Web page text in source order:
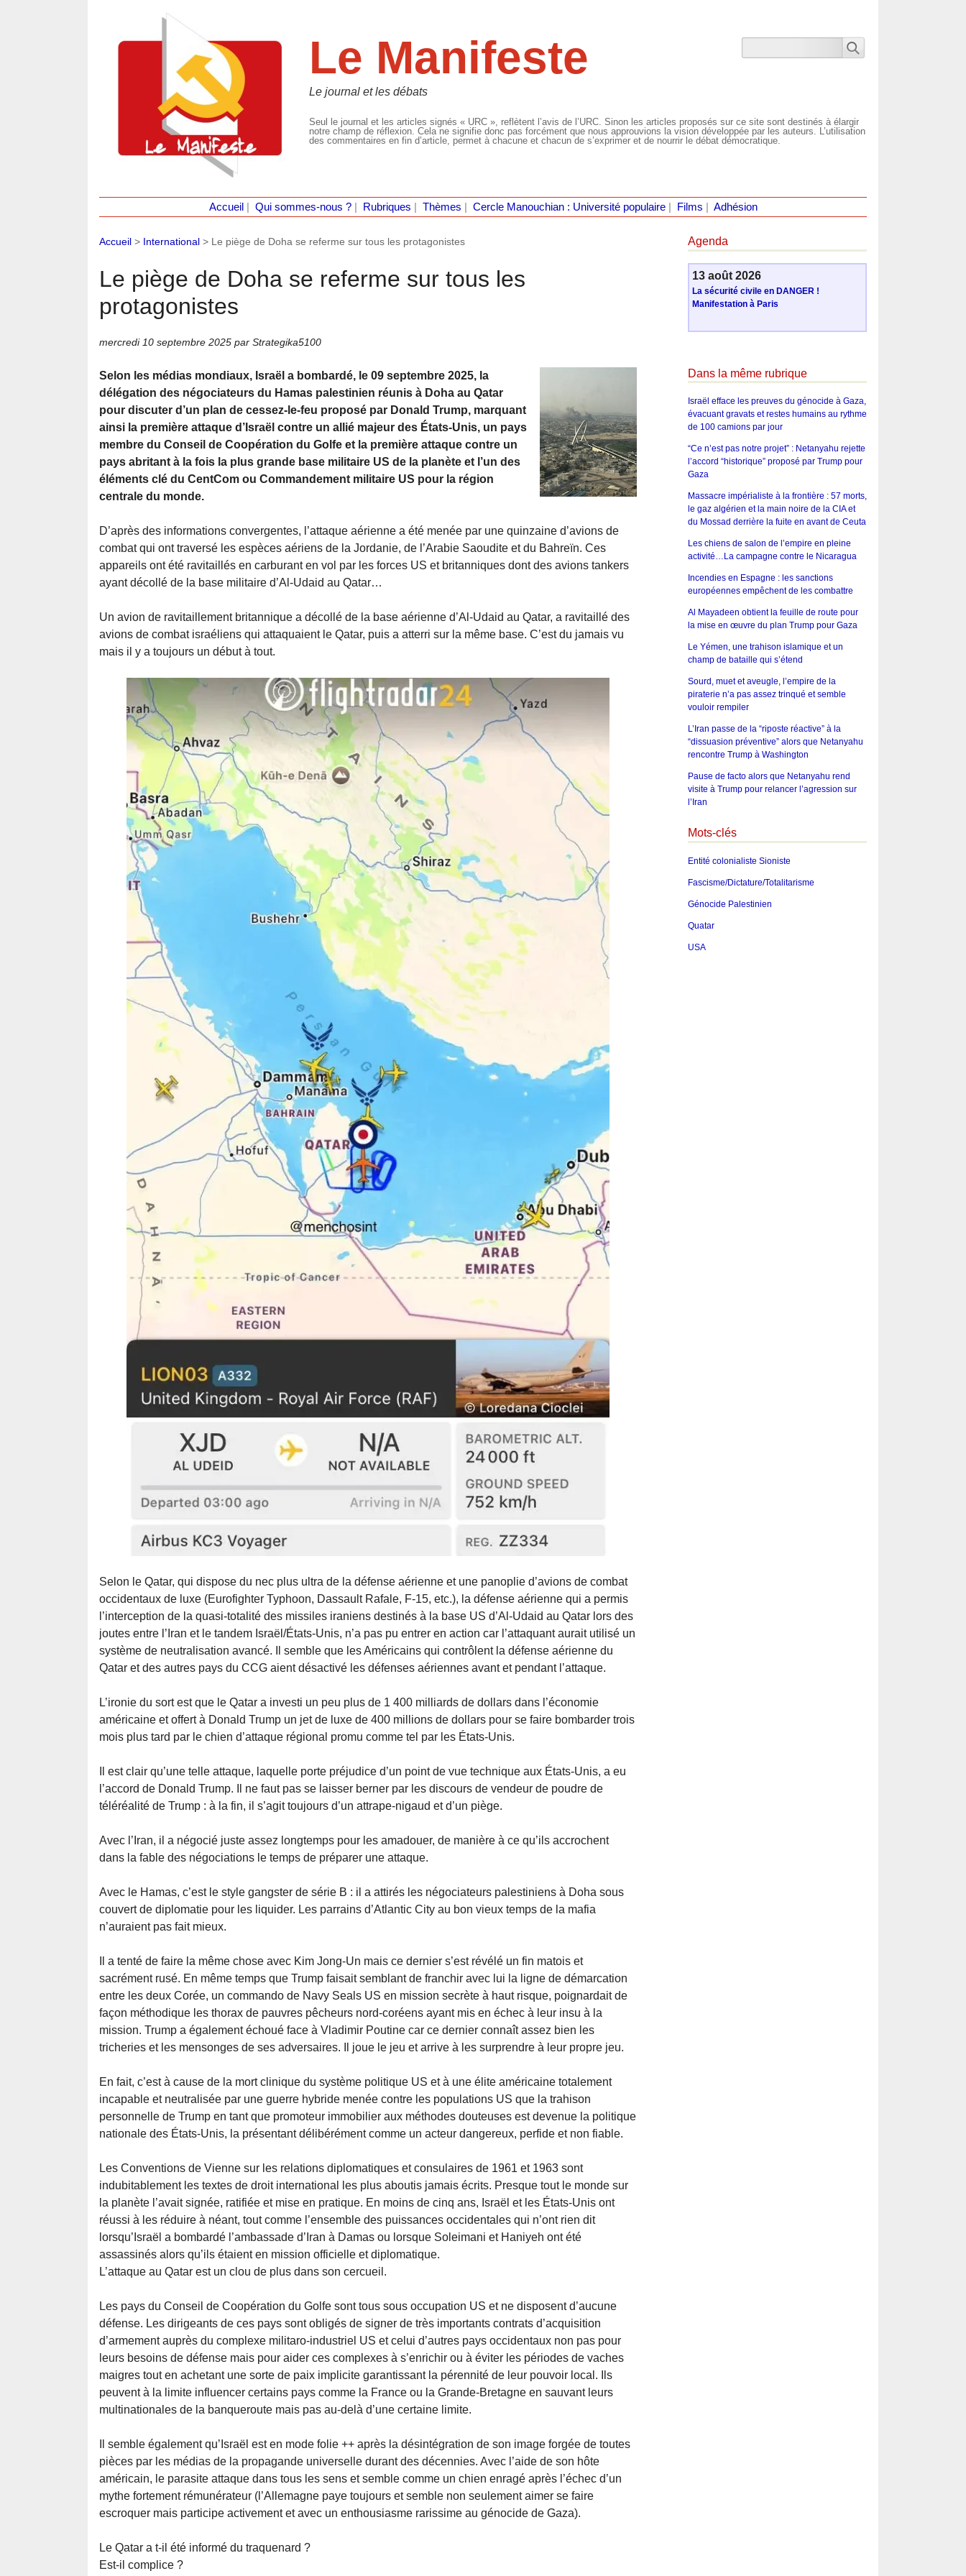
Le Manifeste
Le journal et les débats
Seul le journal et les articles signés « URC », reflètent l’avis de l’URC. Sinon les articles proposés sur ce site sont destinés à élargir
notre champ de réflexion. Cela ne signifie donc pas forcément que nous approuvions la vision développée par les auteurs. L’utilisation
des commentaires en fin d’article, permet à chacune et chacun de s’exprimer et de nourrir le débat démocratique.
Accueil Qui sommes-nous ?| Rubriques Thèmes Cercle Manouchian : Université populaire| Films Adhésion
Accueil > International > Le piège de Doha se referme sur tous les protagonistes
Le piège de Doha se referme sur tous les
protagonistes
mercredi 10 septembre 2025 par Strategika5100
Selon les médias mondiaux, Israël a bombardé, le 09 septembre 2025, la
délégation des négociateurs du Hamas palestinien réunis à Doha au Qatar
pour discuter d’un plan de cessez-le-feu proposé par Donald Trump, marquant
ainsi la première attaque d’Israël contre un allié majeur des États-Unis, un pays
membre du Conseil de Coopération du Golfe et la première attaque contre un
pays abritant à la fois la plus grande base militaire US de la planète et l’un des
éléments clé du CentCom ou Commandement militaire US pour la région
centrale du monde.
D’après des informations convergentes, l’attaque aérienne a été menée par une quinzaine d’avions de
combat qui ont traversé les espèces aériens de la Jordanie, de l’Arabie Saoudite et du Bahreïn. Ces
appareils ont été ravitaillés en carburant en vol par les forces US et britanniques dont des avions tankers
ayant décollé de la base militaire d’Al-Udaid au Qatar…
Un avion de ravitaillement britannique a décollé de la base aérienne d’Al-Udaid au Qatar, a ravitaillé des
avions de combat israéliens qui attaquaient le Qatar, puis a atterri sur la même base. C’est du jamais vu
mais il y a toujours un début à tout.
Selon le Qatar, qui dispose du nec plus ultra de la défense aérienne et une panoplie d’avions de combat
occidentaux de luxe (Eurofighter Typhoon, Dassault Rafale, F-15, etc.), la défense aérienne qui a permis
l’interception de la quasi-totalité des missiles iraniens destinés à la base US d’Al-Udaid au Qatar lors des
joutes entre l’Iran et le tandem Israël/États-Unis, n’a pas pu entrer en action car l’attaquant aurait utilisé un
système de neutralisation avancé. Il semble que les Américains qui contrôlent la défense aérienne du
Qatar et des autres pays du CCG aient désactivé les défenses aériennes avant et pendant l’attaque.
L’ironie du sort est que le Qatar a investi un peu plus de 1 400 milliards de dollars dans l’économie
américaine et offert à Donald Trump un jet de luxe de 400 millions de dollars pour se faire bombarder trois
mois plus tard par le chien d’attaque régional promu comme tel par les États-Unis.
Il est clair qu’une telle attaque, laquelle porte préjudice d’un point de vue technique aux États-Unis, a eu
l’accord de Donald Trump. Il ne faut pas se laisser berner par les discours de vendeur de poudre de
téléréalité de Trump : à la fin, il s’agit toujours d’un attrape-nigaud et d’un piège.
Avec l’Iran, il a négocié juste assez longtemps pour les amadouer, de manière à ce qu’ils accrochent
dans la fable des négociations le temps de préparer une attaque.
Avec le Hamas, c’est le style gangster de série B : il a attirés les négociateurs palestiniens à Doha sous
couvert de diplomatie pour les liquider. Les parrains d’Atlantic City au bon vieux temps de la mafia
n’auraient pas fait mieux.
Il a tenté de faire la même chose avec Kim Jong-Un mais ce dernier s’est révélé un fin matois et
sacrément rusé. En même temps que Trump faisait semblant de franchir avec lui la ligne de démarcation
entre les deux Corée, un commando de Navy Seals US en mission secrète à haut risque, poignardait de
façon méthodique les thorax de pauvres pêcheurs nord-coréens ayant mis en échec à leur insu à la
mission. Trump a également échoué face à Vladimir Poutine car ce dernier connaît assez bien les
tricheries et les mensonges de ses adversaires. Il joue le jeu et arrive à les surprendre à leur propre jeu.
En fait, c’est à cause de la mort clinique du système politique US et à une élite américaine totalement
incapable et neutralisée par une guerre hybride menée contre les populations US que la trahison
personnelle de Trump en tant que promoteur immobilier aux méthodes douteuses est devenue la politique
nationale des États-Unis, la présentant délibérément comme un acteur dangereux, perfide et non fiable.
Les Conventions de Vienne sur les relations diplomatiques et consulaires de 1961 et 1963 sont
indubitablement les textes de droit international les plus aboutis jamais écrits. Presque tout le monde sur
la planète l’avait signée, ratifiée et mise en pratique. En moins de cinq ans, Israël et les États-Unis ont
réussi à les réduire à néant, tout comme l’ensemble des puissances occidentales qui n’ont rien dit
lorsqu’Israël a bombardé l’ambassade d’Iran à Damas ou lorsque Soleimani et Haniyeh ont été
assassinés alors qu’ils étaient en mission officielle et diplomatique.
L’attaque au Qatar est un clou de plus dans son cercueil.
Les pays du Conseil de Coopération du Golfe sont tous sous occupation US et ne disposent d’aucune
défense. Les dirigeants de ces pays sont obligés de signer de très importants contrats d’acquisition
d’armement auprès du complexe militaro-industriel US et celui d’autres pays occidentaux non pas pour
leurs besoins de défense mais pour aider ces complexes à s’enrichir ou à éviter les périodes de vaches
maigres tout en achetant une sorte de paix implicite garantissant la pérennité de leur pouvoir local. Ils
peuvent à la limite influencer certains pays comme la France ou la Grande-Bretagne en sauvant leurs
multinationales de la banqueroute mais pas au-delà d’une certaine limite.
Il semble également qu’Israël est en mode folie ++ après la désintégration de son image forgée de toutes
pièces par les médias de la propagande universelle durant des décennies. Avec l’aide de son hôte
américain, le parasite attaque dans tous les sens et semble comme un chien enragé après l’échec d’un
mythe fortement rémunérateur (l’Allemagne paye toujours et semble non seulement aimer se faire
escroquer mais participe activement et avec un enthousiasme rarissime au génocide de Gaza).
Le Qatar a t-il été informé du traquenard ?
Est-il complice ?
Agenda
13 août 2026
La sécurité civile en DANGER !
Manifestation à Paris
Dans la même rubrique
Israël efface les preuves du génocide à Gaza,
évacuant gravats et restes humains au rythme
de 100 camions par jour
“Ce n’est pas notre projet” : Netanyahu rejette
l’accord “historique” proposé par Trump pour
Gaza
Massacre impérialiste à la frontière : 57 morts,
le gaz algérien et la main noire de la CIA et
du Mossad derrière la fuite en avant de Ceuta
Les chiens de salon de l’empire en pleine
activité…La campagne contre le Nicaragua
Incendies en Espagne : les sanctions
européennes empêchent de les combattre
Al Mayadeen obtient la feuille de route pour
la mise en œuvre du plan Trump pour Gaza
Le Yémen, une trahison islamique et un
champ de bataille qui s’étend
Sourd, muet et aveugle, l’empire de la
piraterie n’a pas assez trinqué et semble
vouloir rempiler
L’Iran passe de la “riposte réactive” à la
“dissuasion préventive” alors que Netanyahu
rencontre Trump à Washington
Pause de facto alors que Netanyahu rend
visite à Trump pour relancer l’agression sur
l’Iran
Mots-clés
Entité colonialiste Sioniste
Fascisme/Dictature/Totalitarisme
Génocide Palestinien
Quatar
USA